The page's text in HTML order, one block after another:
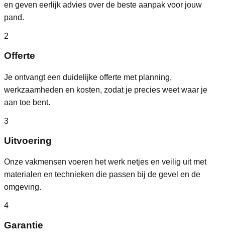
en geven eerlijk advies over de beste aanpak voor jouw
pand.
2
Offerte
Je ontvangt een duidelijke offerte met planning,
werkzaamheden en kosten, zodat je precies weet waar je
aan toe bent.
3
Uitvoering
Onze vakmensen voeren het werk netjes en veilig uit met
materialen en technieken die passen bij de gevel en de
omgeving.
4
Garantie